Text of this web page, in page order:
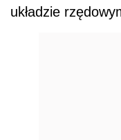
układzie